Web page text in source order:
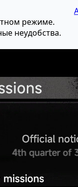
режиме.
неудобства.